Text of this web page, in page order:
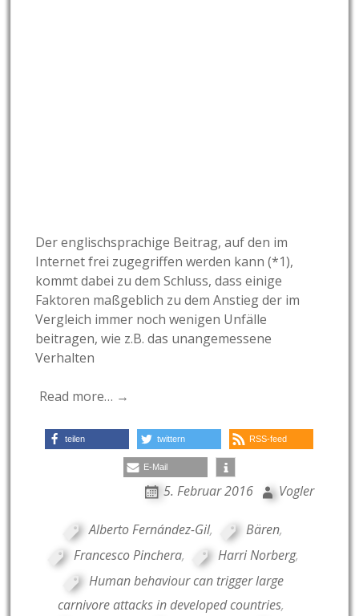
Der englischsprachige Beitrag, auf den im
Internet frei zugegriffen werden kann (*1),
kommt dabei zu dem Schluss, dass einige
Faktoren maßgeblich zu dem Anstieg der im
Vergleich immer noch wenigen Unfälle
beitragen, wie z.B. das unangemessene
Verhalten
Read more… →
teilen twittern RSS-feed
E-Mail
5. Februar 2016 Vogler
Alberto Fernández-Gil, Bären,
Francesco Pinchera, Harri Norberg,
Human behaviour can trigger large
carnivore attacks in developed countries,